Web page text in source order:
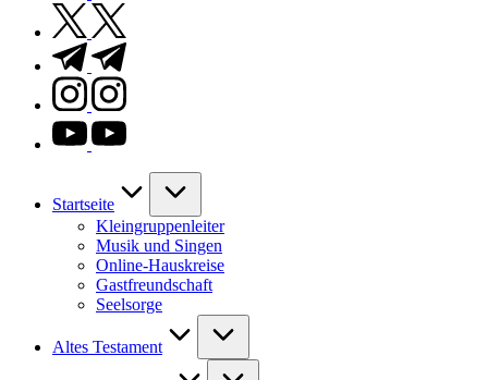
twitter.com
t.me
instagram.com
youtube.com
Startseite
Kleingruppenleiter
Musik und Singen
Online-Hauskreise
Gastfreundschaft
Seelsorge
Altes Testament